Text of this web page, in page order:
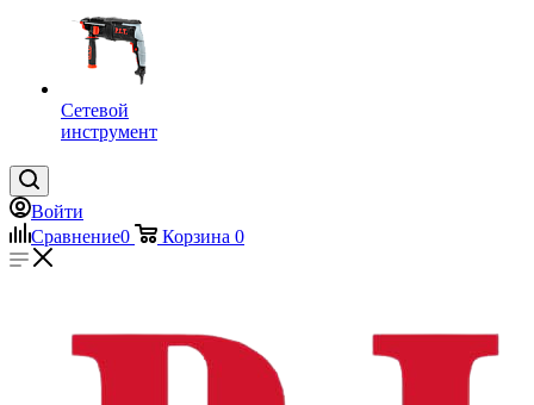
Сетевой
инструмент
Войти
Сравнение0 Корзина 0